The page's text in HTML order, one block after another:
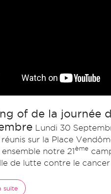
of de la journée
Lundi 30
sur la Place
notre 21ème
de lutte contre le cancer
suite